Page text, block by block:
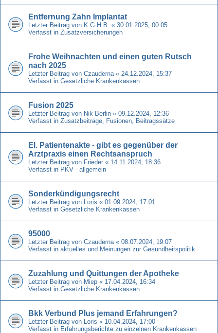
Entfernung Zahn Implantat
Letzter Beitrag von K.G.H.B. « 30.01.2025, 00:05
Verfasst in Zusatzversicherungen
Frohe Weihnachten und einen guten Rutsch
nach 2025
Letzter Beitrag von Czauderna « 24.12.2024, 15:37
Verfasst in Gesetzliche Krankenkassen
Fusion 2025
Letzter Beitrag von Nik Berlin « 09.12.2024, 12:36
Verfasst in Zusatzbeiträge, Fusionen, Beitragssätze
El. Patientenakte - gibt es gegenüber der
Arztpraxis einen Rechtsanspruch
Letzter Beitrag von Frieder « 14.11.2024, 18:36
Verfasst in PKV - allgemein
Sonderkündigungsrecht
Letzter Beitrag von Loris « 01.09.2024, 17:01
Verfasst in Gesetzliche Krankenkassen
95000
Letzter Beitrag von Czauderna « 08.07.2024, 19:07
Verfasst in aktuelles und Meinungen zur Gesundheitspolitik
Zuzahlung und Quittungen der Apotheke
Letzter Beitrag von Miep « 17.04.2024, 16:34
Verfasst in Gesetzliche Krankenkassen
Bkk Verbund Plus jemand Erfahrungen?
Letzter Beitrag von Loris « 10.04.2024, 17:00
Verfasst in Erfahrungsberichte zu einzelnen Krankenkassen